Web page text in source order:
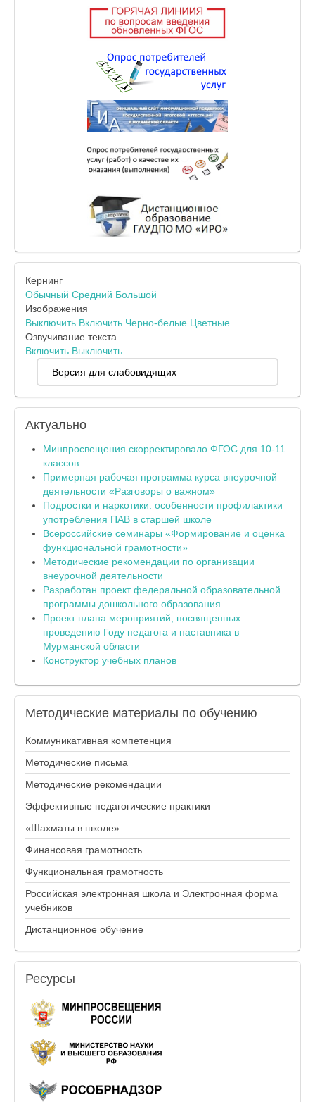
Кернинг
Обычный Средний Большой
Изображения
Выключить Включить Черно-белые Цветные
Озвучивание текста
Включить Выключить
Версия для слабовидящих
Актуально
Минпросвещения скорректировало ФГОС для 10-11
классов
Примерная рабочая программа курса внеурочной
деятельности «Разговоры о важном»
Подростки и наркотики: особенности профилактики
употребления ПАВ в старшей школе
Всероссийские семинары «Формирование и оценка
функциональной грамотности»
Методические рекомендации по организации
внеурочной деятельности
Разработан проект федеральной образовательной
программы дошкольного образования
Проект плана мероприятий, посвященных
проведению Году педагога и наставника в
Мурманской области
Конструктор учебных планов
Методические материалы по обучению
Коммуникативная компетенция
Методические письма
Методические рекомендации
Эффективные педагогические практики
«Шахматы в школе»
Финансовая грамотность
Функциональная грамотность
Российская электронная школа и Электронная форма
учебников
Дистанционное обучение
Ресурсы